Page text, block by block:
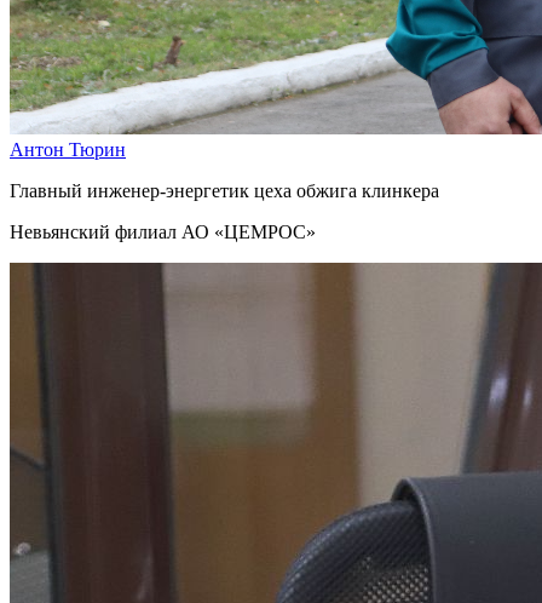
Антон Тюрин
Главный инженер-энергетик цеха обжига клинкера
Невьянский филиал АО «ЦЕМРОС»